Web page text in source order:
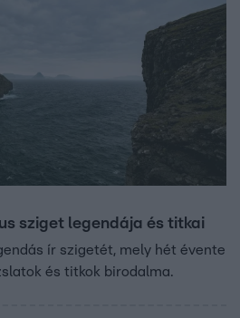
sziget legendája és titkai
ír szigetét, mely hét évente
és titkok birodalma.